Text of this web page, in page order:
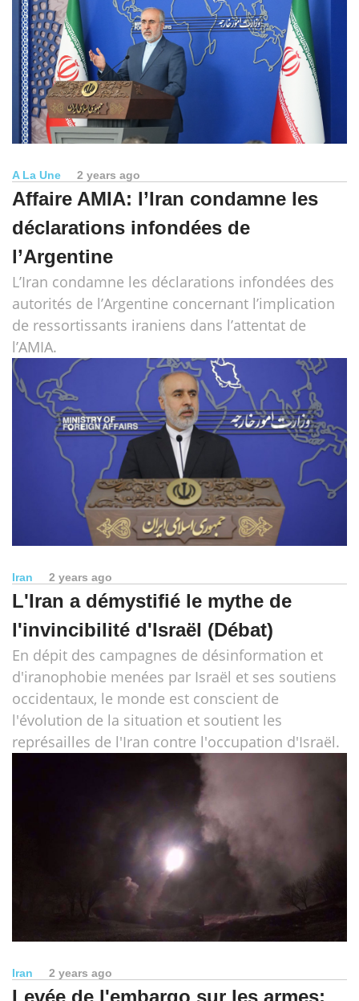
A La Une 2 years ago
Affaire AMIA: l’Iran condamne les
déclarations infondées de
l’Argentine
L’Iran condamne les déclarations infondées des
autorités de l’Argentine concernant l’implication
de ressortissants iraniens dans l’attentat de
l’AMIA.
Iran 2 years ago
L'Iran a démystifié le mythe de
l'invincibilité d'Israël (Débat)
En dépit des campagnes de désinformation et
d'iranophobie menées par Israël et ses soutiens
occidentaux, le monde est conscient de
l'évolution de la situation et soutient les
représailles de l'Iran contre l'occupation d'Israël.
Iran 2 years ago
Levée de l'embargo sur les armes: